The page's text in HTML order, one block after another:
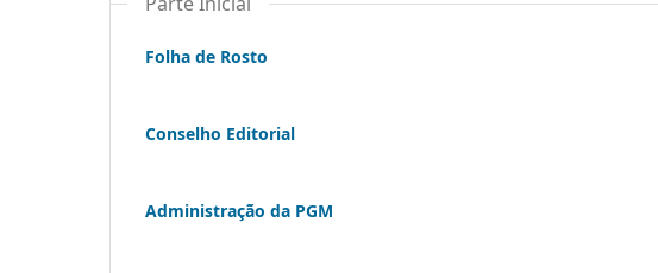
Folha de Rosto
Conselho Editorial
Administração da PGM